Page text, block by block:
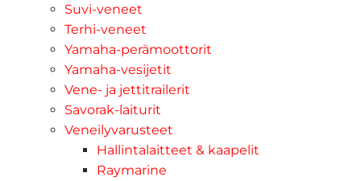
Suvi-veneet
Terhi-veneet
Yamaha-perämoottorit
Yamaha-vesijetit
Vene- ja jettitrailerit
Savorak-laiturit
Veneilyvarusteet
Hallintalaitteet & kaapelit
Raymarine